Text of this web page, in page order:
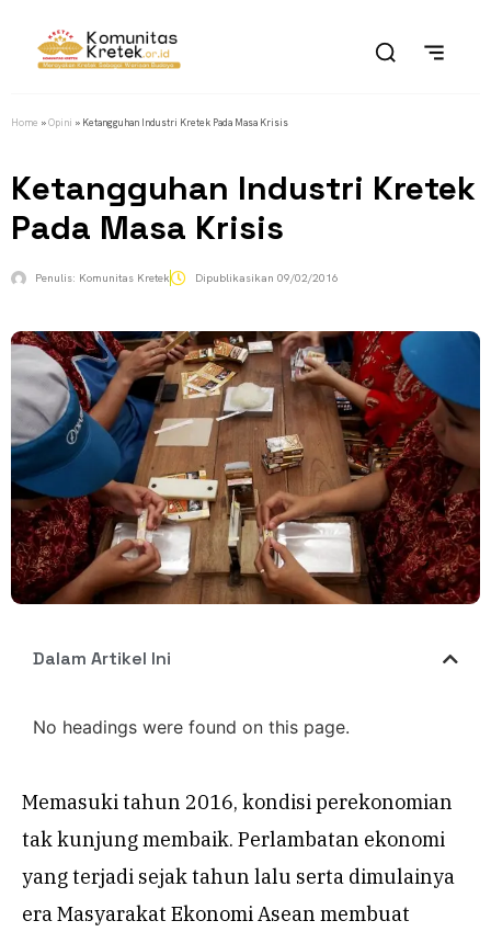
Home »Opini » Ketangguhan Industri Kretek Pada Masa Krisis
Ketangguhan Industri Kretek
Pada Masa Krisis
Penulis: Komunitas Kretek Dipublikasikan 09/02/2016
Dalam Artikel Ini
No headings were found on this page.
Memasuki tahun 2016, kondisi perekonomian
tak kunjung membaik. Perlambatan ekonomi
yang terjadi sejak tahun lalu serta dimulainya
era Masyarakat Ekonomi Asean membuat